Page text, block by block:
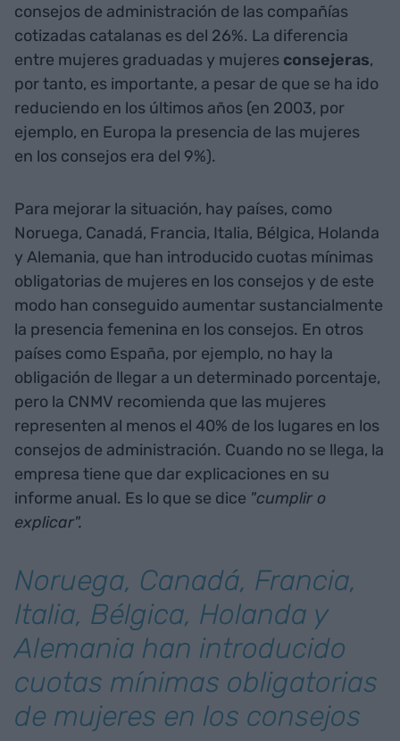
consejos de administración de las compañías
cotizadas catalanas es del 26%. La diferencia
entre mujeres graduadas y mujeres consejeras,
por tanto, es importante, a pesar de que se ha ido
reduciendo en los últimos años (en 2003, por
ejemplo, en Europa la presencia de las mujeres
en los consejos era del 9%).
Para mejorar la situación, hay países, como
Noruega, Canadá, Francia, Italia, Bélgica, Holanda
y Alemania, que han introducido cuotas mínimas
obligatorias de mujeres en los consejos y de este
modo han conseguido aumentar sustancialmente
la presencia femenina en los consejos. En otros
países como España, por ejemplo, no hay la
obligación de llegar a un determinado porcentaje,
pero la CNMV recomienda que las mujeres
representen al menos el 40% de los lugares en los
consejos de administración. Cuando no se llega, la
empresa tiene que dar explicaciones en su
informe anual. Es lo que se dice "cumplir o
explicar".
Noruega, Canadá, Francia,
Italia, Bélgica, Holanda y
Alemania han introducido
cuotas mínimas obligatorias
de mujeres en los consejos